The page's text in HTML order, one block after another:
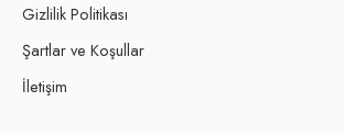
Gizlilik Politikası
Şartlar ve Koşullar
İletişim